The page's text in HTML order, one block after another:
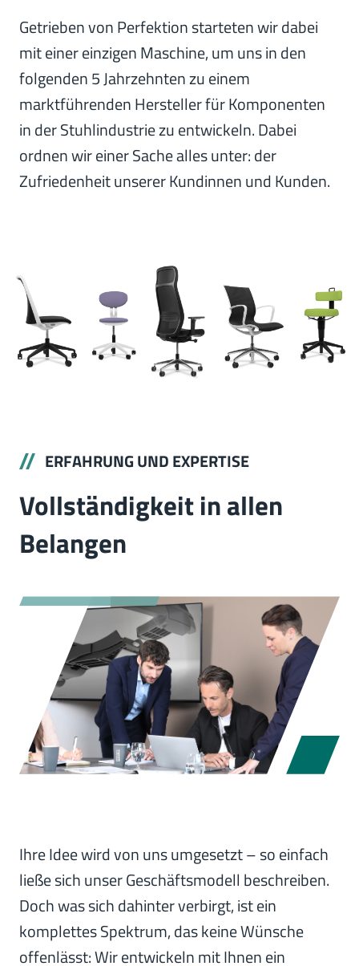
Getrieben von Perfektion starteten wir dabei
mit einer einzigen Maschine, um uns in den
folgenden 5 Jahrzehnten zu einem
marktführenden Hersteller für Komponenten
in der Stuhlindustrie zu entwickeln. Dabei
ordnen wir einer Sache alles unter: der
Zufriedenheit unserer Kundinnen und Kunden.
ERFAHRUNG UND EXPERTISE
Vollständigkeit in allen
Belangen
Ihre Idee wird von uns umgesetzt – so einfach
ließe sich unser Geschäftsmodell beschreiben.
Doch was sich dahinter verbirgt, ist ein
komplettes Spektrum, das keine Wünsche
offenlässt: Wir entwickeln mit Ihnen ein